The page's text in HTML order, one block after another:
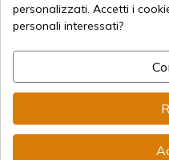
19,36 €
Vendita
personalizzati. Accetti i
personali interessati?